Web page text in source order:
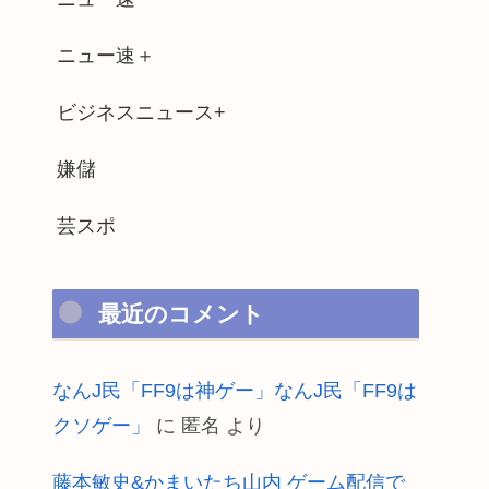
ニュー速＋
ビジネスニュース+
嫌儲
芸スポ
最近のコメント
なんJ民「FF9は神ゲー」なんJ民「FF9は
クソゲー」
に 匿名 より
藤本敏史&かまいたち山内 ゲーム配信で